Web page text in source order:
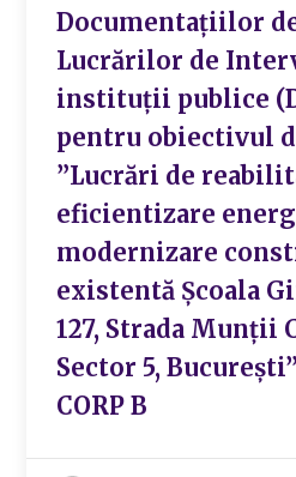
Documentațiilor
Lucrărilor de
instituții publice
pentru obiectivul
”Lucrări de
eficientizare
modernizare
existentă Școala
127, Strada Munții
Sector 5,
CORP B